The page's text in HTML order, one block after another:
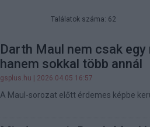
Találatok száma: 62
Darth Maul nem csak
hanem sokkal több annál
gsplus.hu | 2026.04.05 16:57
A Maul-sorozat előtt érdemes képbe